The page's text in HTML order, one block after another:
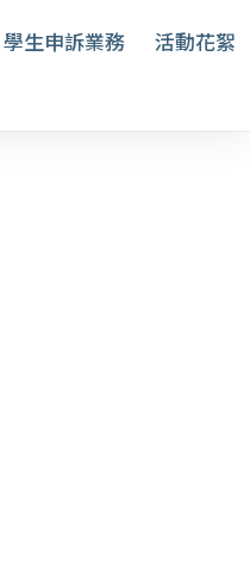
學生申訴業務
活動花絮